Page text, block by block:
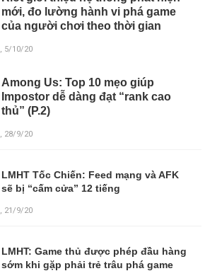
mới, đo lường hành vi phá game
của người chơi theo thời gian
, 5/10/20
Among Us: Top 10 mẹo giúp
Impostor dễ dàng đạt “rank cao
thủ” (P.2)
, 28/9/20
LMHT Tốc Chiến: Feed mạng và AFK
sẽ bị “cấm cửa” 12 tiếng
, 21/9/20
LMHT: Game thủ được phép đầu hàng
sớm khi gặp phải trẻ trâu phá game